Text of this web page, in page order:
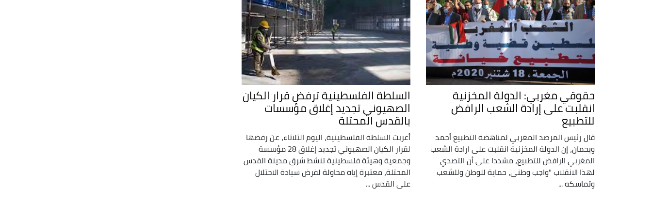
حقوقي مغربي: الدولة المخزنية
انقلبت على إرادة الشعب الرافض
للتطبيع
قال رئيس المرصد المغربي لمناهضة التطبيع أحمد
ويحمان، إن الدولة المخزنية انقلبت على ارادة الشعب
المغربي الرافض للتطبيع، مشددا على أن التصدي
لهذا الانقلاب "واجب وطني، حماية للوطن وللشعب
وتماسكه ...
السلطة الفلسطينية ترفض قرار الكيان
الصهيوني تجديد إغلاق مؤسسات
بالقدس المحتلة
أعربت السلطة الفلسطينية، اليوم الثلاثاء، عن رفضها
لقرار الكيان الصهيوني تجديد إغلاق 28 مؤسسة
وجمعية وهيئة فلسطينية تنشط شرق مدينة القدس
المحتلة، معتبرة إياه محاولة لفرض سيادة الاحتلال
على القدس ...